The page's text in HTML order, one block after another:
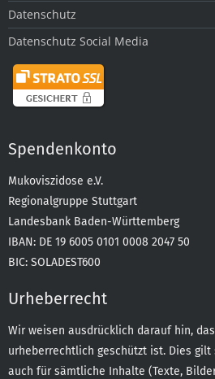
Datenschutz
Datenschutz Social Media
Spendenkonto
Mukoviszidose e.V.
Regionalgruppe Stuttgart
Landesbank Baden-Württemberg
IBAN: DE 19 6005 0101 0008 2047 50
BIC: SOLADEST600
Urheberrecht
Wir weisen ausdrücklich darauf hin,
urheberrechtlich geschützt ist. Dies gilt
auch für sämtliche Inhalte (Texte,